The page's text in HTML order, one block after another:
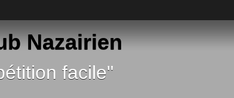
Nazairien
facile"